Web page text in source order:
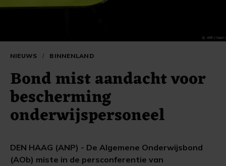
NIEUWS / BINNENLAND
Bond mist aandacht voor
bescherming
onderwijspersoneel
DEN HAAG (ANP) - De Algemene Onderwijsbond
(AOb) miste in de persconferentie van